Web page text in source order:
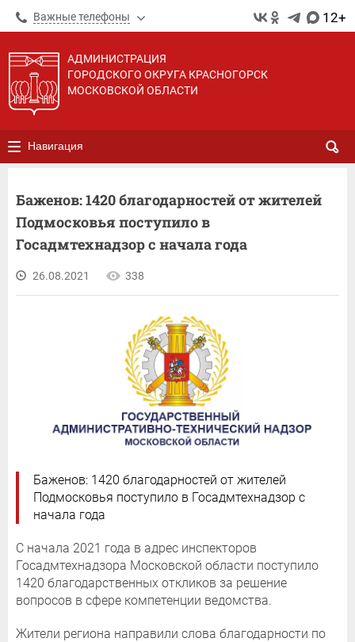
Важные телефоны 12+
АДМИНИСТРАЦИЯ
ГОРОДСКОГО ОКРУГА КРАСНОГОРСК
МОСКОВСКОЙ ОБЛАСТИ
Навигация
Баженов: 1420 благодарностей от жителей
Подмосковья поступило в
Госадмтехнадзор с начала года
26.08.2021 338
Баженов: 1420 благодарностей от жителей
Подмосковья поступило в Госадмтехнадзор с
начала года
С начала 2021 года в адрес инспекторов
Госадмтехнадзора Московской области поступило
1420 благодарственных откликов за решение
вопросов в сфере компетенции ведомства.
Жители региона направили слова благодарности по